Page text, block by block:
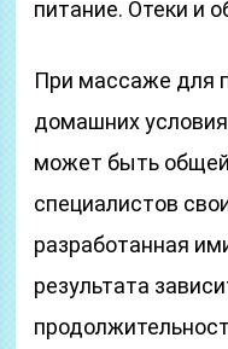
питание. Отеки и
При массаже для
домашних
может быть общей
специалистов
разработанная
результата